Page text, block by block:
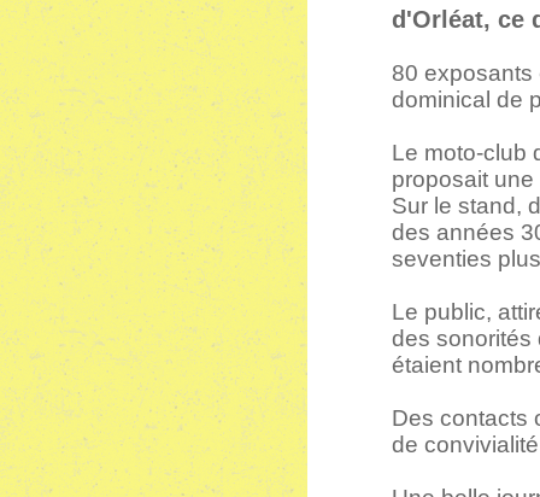
d'Orléat, ce
80 exposants
dominical de
Le moto-club
proposait
Sur le stand,
des années
seventies
Le public,
des sonorités
étaient
Des contacts
de